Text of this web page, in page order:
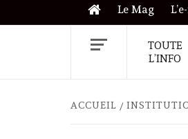
Le Mag
TOUTE
L’INFO
ACCUEIL